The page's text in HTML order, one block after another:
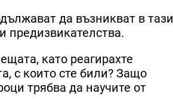
да възникват в тази
предизвикателства.
като реагирахте
с които сте били? Защо
трябва да научите от